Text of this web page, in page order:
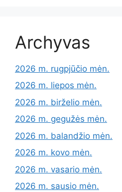
Archyvas
2026 m. rugpjūčio mėn.
2026 m. liepos mėn.
2026 m. birželio mėn.
2026 m. gegužės mėn.
2026 m. balandžio mėn.
2026 m. kovo mėn.
2026 m. vasario mėn.
2026 m. sausio mėn.